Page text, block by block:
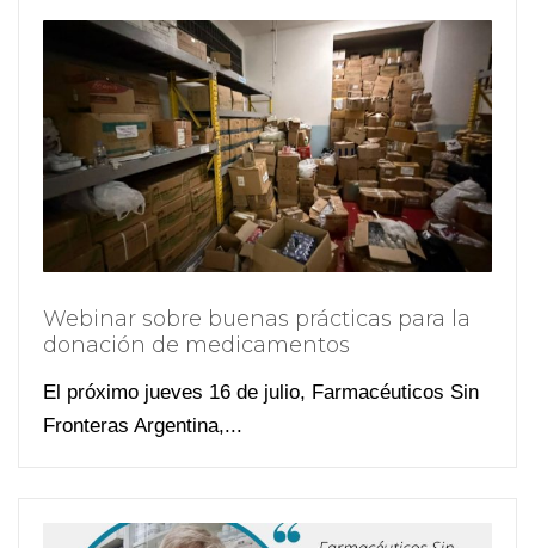
Webinar sobre buenas prácticas para la
donación de medicamentos
El próximo jueves 16 de julio, Farmacéuticos Sin
Fronteras Argentina,...